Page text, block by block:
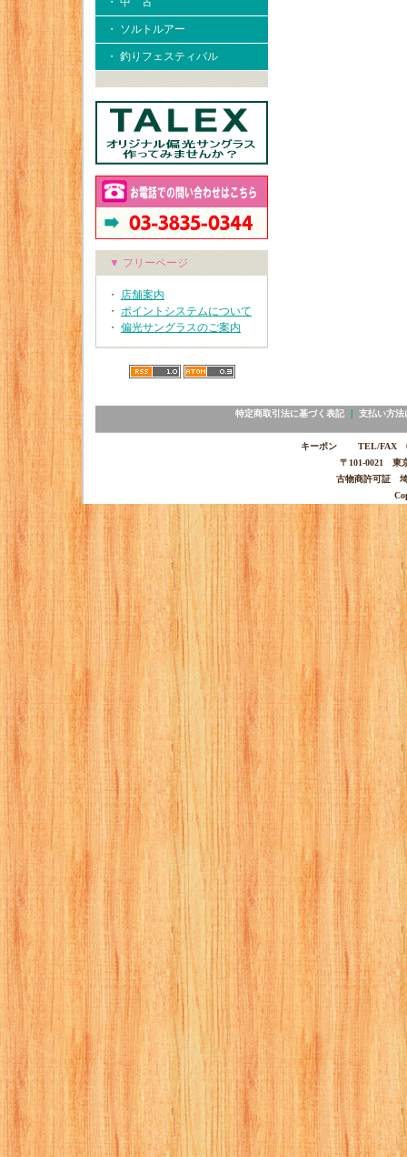
・ ソルトルアー
・ 釣りフェスティバル
▼ フリーページ
・ 店舗案内
・ ポイントシステムについて
・ 偏光サングラスのご案内
特定商取引法に基づく表記｜ 支払い方法
キーポン TEL/FAX
〒101-0021 東
古物商許可証